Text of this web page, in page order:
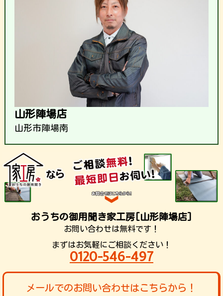
山形陣場店
山形市陣場南
おうちの御用聞き家工房[山形陣場店]
お問い合わせは無料です！
まずはお気軽にご相談ください！
0120-546-497
メールでのお問い合わせはこちらから！